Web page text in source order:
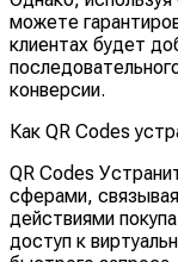
можете
клиентах будет
конверсии.
Как QR Codes
QR Codes
сферами,
действиями
доступ к